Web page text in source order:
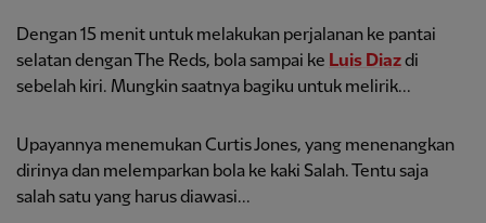
Dengan 15 menit untuk melakukan perjalanan ke pantai
selatan dengan The Reds, bola sampai ke Luis Diazdi
sebelah kiri. Mungkin saatnya bagiku untuk melirik...
Upayannya menemukan Curtis Jones, yang menenangkan
dirinya dan melemparkan bola ke kaki Salah. Tentu saja
salah satu yang harus diawasi...